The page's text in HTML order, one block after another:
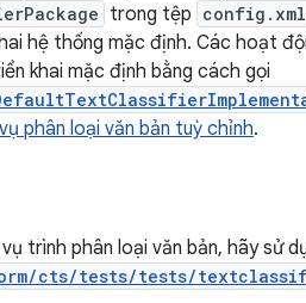
trong tệp config.xml
hệ thống mặc định. Các hoạt
khai mặc định bằng cách gọi
phân loại văn bản tuỳ chỉnh.
trình phân loại văn bản, hãy sử
cts/tests/tests/